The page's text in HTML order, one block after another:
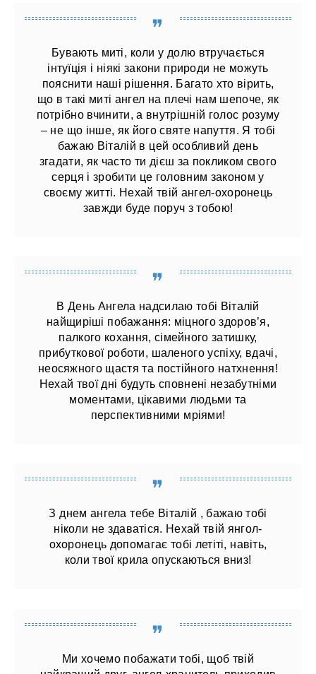
Бувають миті, коли у долю втручається
інтуїція і ніякі закони природи не можуть
пояснити наші рішення. Багато хто вірить,
що в такі миті ангел на плечі нам шепоче, як
потрібно вчинити, а внутрішній голос розуму
– не що інше, як його святе напуття. Я тобі
бажаю Віталій в цей особливий день
згадати, як часто ти дієш за покликом свого
серця і зробити це головним законом у
своєму житті. Нехай твій ангел-охоронець
завжди буде поруч з тобою!
В День Ангела надсилаю тобі Віталій
найщиріші побажання: міцного здоров’я,
палкого кохання, сімейного затишку,
прибуткової роботи, шаленого успіху, вдачі,
неосяжного щастя та постійного натхнення!
Нехай твої дні будуть сповнені незабутніми
моментами, цікавими людьми та
перспективними мріями!
З днем ангела тебе Віталій , бажаю тобі
ніколи не здаватіся. Нехай твій янгол-
охоронець допомагає тобі летіті, навіть,
коли твої крила опускаються вниз!
Ми хочемо побажати тобі, щоб твій